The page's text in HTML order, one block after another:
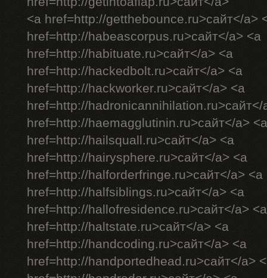
<a href=http://getthebounce.ru>сайт</a>
href=http://habeascorpus.ru>сайт</a> <a
href=http://habituate.ru>сайт</a> <a
href=http://hackedbolt.ru>сайт</a> <a
href=http://hackworker.ru>сайт</a> <a
href=http://hadronicannihilation.ru>сайт</
href=http://haemagglutinin.ru>сайт</a> <a
href=http://hailsquall.ru>сайт</a> <a
href=http://hairysphere.ru>сайт</a> <a
href=http://halforderfringe.ru>сайт</a> <a
href=http://halfsiblings.ru>сайт</a> <a
href=http://hallofresidence.ru>сайт</a> <a
href=http://haltstate.ru>сайт</a> <a
href=http://handcoding.ru>сайт</a> <a
href=http://handportedhead.ru>сайт</a>